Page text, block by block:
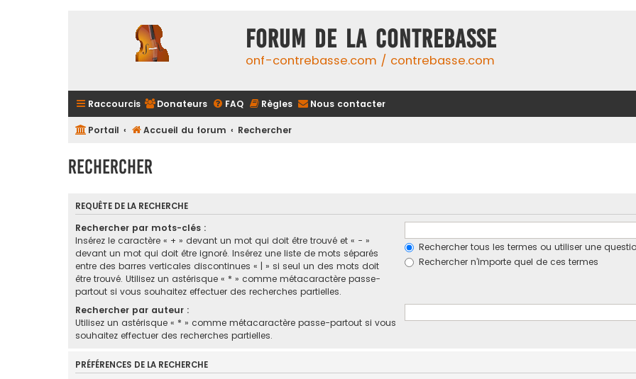
FORUM DE LA CONTREBASSE
onf-contrebasse.com / contrebasse.com
Raccourcis Donateurs FAQ Règles Nous contacter
Portail Accueil du forum Rechercher
Rechercher
REQUÊTE DE LA RECHERCHE
Rechercher par mots-clés :
Insérez le caractère « + » devant un mot qui doit être trouvé et « - »
devant un mot qui doit être ignoré. Insérez une liste de mots séparés
entre des barres verticales discontinues « | » si seul un des mots doit
être trouvé. Utilisez un astérisque « * » comme métacaractère passe-
partout si vous souhaitez effectuer des recherches partielles.
Rechercher tous les termes ou utiliser une
Rechercher n’importe quel de ces termes
Rechercher par auteur :
Utilisez un astérisque « * » comme métacaractère passe-partout si vous
souhaitez effectuer des recherches partielles.
PRÉFÉRENCES DE LA RECHERCHE